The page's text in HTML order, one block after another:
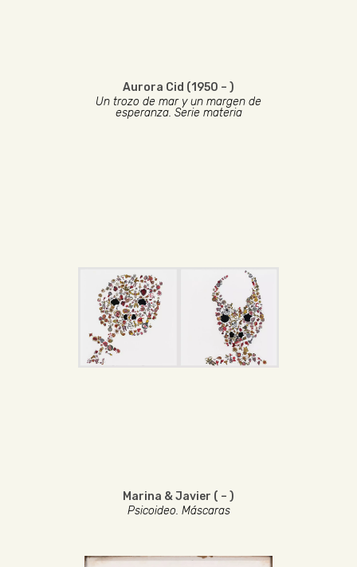
Aurora Cid (1950 – )
Un trozo de mar y un margen de
esperanza. Serie materia
Marina & Javier ( – )
Psicoideo. Máscaras